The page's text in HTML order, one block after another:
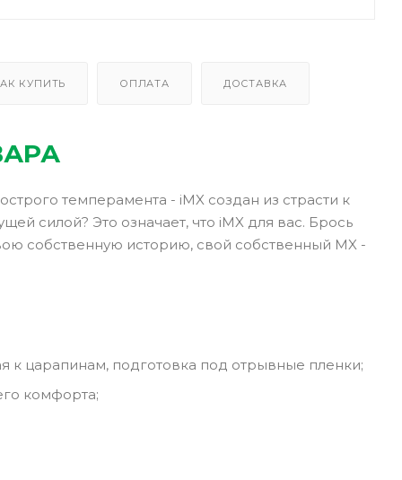
КУПИТЬ ОПЛАТА ДОСТАВКА
темперамента - iMX создан из страсти к
силой? Это означает, что iMX для вас. Брось
собственную историю, свой собственный MX -
к царапинам, подготовка под отрывные пленки;
комфорта;